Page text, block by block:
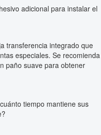
adicional para instalar el
transferencia integrado que
especiales. Se recomienda
paño suave para obtener
tiempo mantiene sus